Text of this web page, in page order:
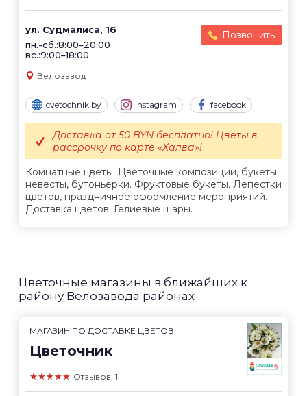
ул. Судмалиса, 16
пн.-сб.:8:00–20:00
вс.:9:00–18:00
Позвонить
Велозавод
cvetochnik.by Instagram facebook
Комнатные цветы. Цветочные композиции, букеты
невесты, бутоньерки. Фруктовые букеты. Лепестки
цветов, праздничное оформление мероприятий.
Доставка цветов. Гелиевые шары.
Доставка от 50 BYN бесплатно! Цветы в
рассрочку по карте «Халва»!
Цветочные магазины в ближайших к
району Велозавода районах
МАГАЗИН ПО ДОСТАВКЕ ЦВЕТОВ
Цветочник
★★★★★ Отзывов: 1